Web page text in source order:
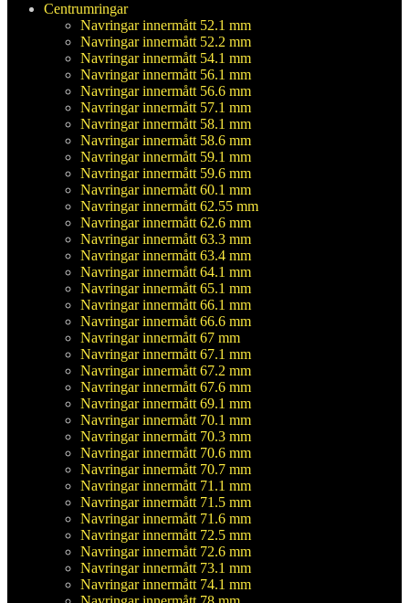
Centrumringar
Navringar innermått 52.1 mm
Navringar innermått 52.2 mm
Navringar innermått 54.1 mm
Navringar innermått 56.1 mm
Navringar innermått 56.6 mm
Navringar innermått 57.1 mm
Navringar innermått 58.1 mm
Navringar innermått 58.6 mm
Navringar innermått 59.1 mm
Navringar innermått 59.6 mm
Navringar innermått 60.1 mm
Navringar innermått 62.55 mm
Navringar innermått 62.6 mm
Navringar innermått 63.3 mm
Navringar innermått 63.4 mm
Navringar innermått 64.1 mm
Navringar innermått 65.1 mm
Navringar innermått 66.1 mm
Navringar innermått 66.6 mm
Navringar innermått 67 mm
Navringar innermått 67.1 mm
Navringar innermått 67.2 mm
Navringar innermått 67.6 mm
Navringar innermått 69.1 mm
Navringar innermått 70.1 mm
Navringar innermått 70.3 mm
Navringar innermått 70.6 mm
Navringar innermått 70.7 mm
Navringar innermått 71.1 mm
Navringar innermått 71.5 mm
Navringar innermått 71.6 mm
Navringar innermått 72.5 mm
Navringar innermått 72.6 mm
Navringar innermått 73.1 mm
Navringar innermått 74.1 mm